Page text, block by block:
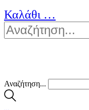
Καλάθι …
Αναζήτηση...